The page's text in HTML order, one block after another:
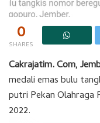
0
SHARES
Cakrajatim. Com,
medali emas bulu
putri Pekan Olahraga
2022.